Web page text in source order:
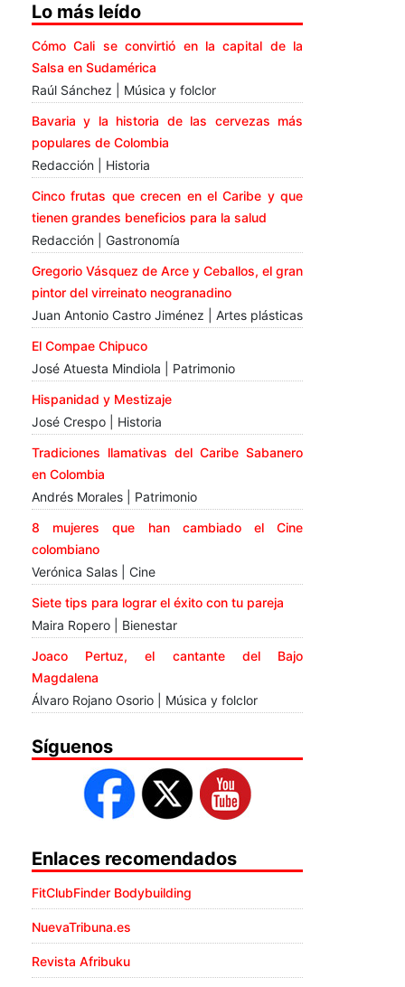
Lo más leído
Cómo Cali se convirtió en la capital de la
Salsa en Sudamérica
Raúl Sánchez | Música y folclor
Bavaria y la historia de las cervezas más
populares de Colombia
Redacción | Historia
Cinco frutas que crecen en el Caribe y que
tienen grandes beneficios para la salud
Redacción | Gastronomía
Gregorio Vásquez de Arce y Ceballos, el gran
pintor del virreinato neogranadino
Juan Antonio Castro Jiménez | Artes plásticas
El Compae Chipuco
José Atuesta Mindiola | Patrimonio
Hispanidad y Mestizaje
José Crespo | Historia
Tradiciones llamativas del Caribe Sabanero
en Colombia
Andrés Morales | Patrimonio
8 mujeres que han cambiado el Cine
colombiano
Verónica Salas | Cine
Siete tips para lograr el éxito con tu pareja
Maira Ropero | Bienestar
Joaco Pertuz, el cantante del Bajo
Magdalena
Álvaro Rojano Osorio | Música y folclor
Síguenos
Enlaces recomendados
FitClubFinder Bodybuilding
NuevaTribuna.es
Revista Afribuku